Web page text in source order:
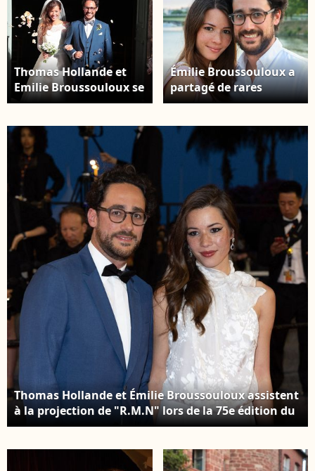
Thomas Hollande et
Emilie Broussouloux se
sont mariés dans le
Meyssac en Corrèze en
présence de leurs
parents respectifs
François Hollande,
Ségolène Royal ainsi
que Mr et Mme
Broussouloux, le 8
septembre 2018. ©
Abaca
Émilie Broussouloux a
partagé de rares
photos de ses trois
Hollande. Emilie
Broussouloux et
Thomas Hollande
assistent à la soirée
pétanque
gastronomique à Paris
Yacht Marina. Photo
Nasser Berzane/Abaca
Thomas Hollande et Émilie Broussouloux assistent
à la projection de "R.M.N" lors de la 75e édition du
festival de Cannes au Palais des Festivals le 21 mai